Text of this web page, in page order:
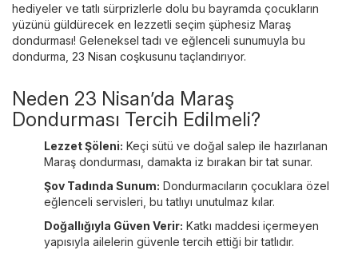
hediyeler ve tatlı sürprizlerle dolu bu bayramda çocukların
yüzünü güldürecek en lezzetli seçim şüphesiz Maraş
dondurması! Geleneksel tadı ve eğlenceli sunumuyla bu
dondurma, 23 Nisan coşkusunu taçlandırıyor.
Neden 23 Nisan’da Maraş
Dondurması Tercih Edilmeli?
Lezzet Şöleni: Keçi sütü ve doğal salep ile hazırlanan
Maraş dondurması, damakta iz bırakan bir tat sunar.
Şov Tadında Sunum: Dondurmacıların çocuklara özel
eğlenceli servisleri, bu tatlıyı unutulmaz kılar.
Doğallığıyla Güven Verir: Katkı maddesi içermeyen
yapısıyla ailelerin güvenle tercih ettiği bir tatlıdır.